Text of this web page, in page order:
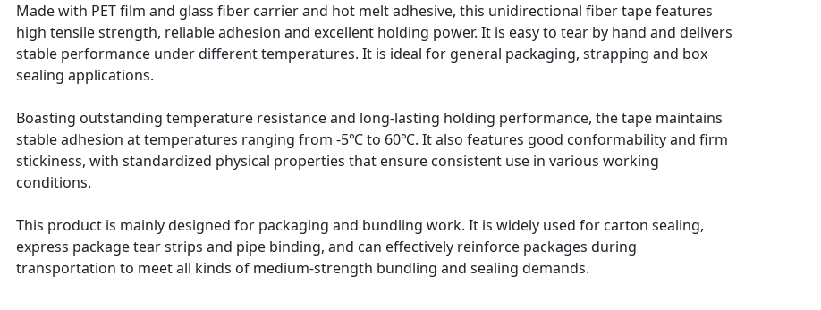
Made with PET film and glass fiber carrierand hot melt adhesive, this unidirectional fiber tape features
high tensile strength, reliable adhesion and excellent holding power. It is easy to tear by hand and delivers
stable performance under different temperatures. It is ideal for general packaging, strapping and box
sealing applications.
Boasting outstanding temperature resistance and long-lasting holding performance, the tape maintains
stable adhesion at temperatures ranging from -5℃ to 60℃. It also features good conformability and firm
stickiness, with standardized physical properties that ensure consistent use in various working
conditions.
This product is mainly designed for packaging and bundling work. It is widely used for carton sealing,
express package tear strips and pipe binding, and can effectively reinforce packages during
transportation to meet all kinds of medium-strength bundling and sealing demands.